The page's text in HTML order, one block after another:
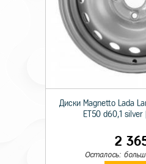
Диски Magnetto Lada
ET50 d60,1 silver
2
Осталось: